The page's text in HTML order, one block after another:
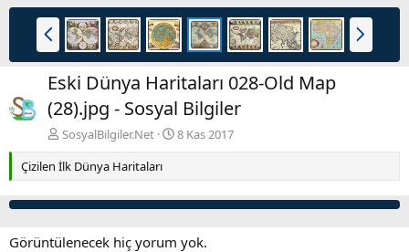
Ö
n
c
e
k
i
S
o
n
Eski Dünya Haritaları 028-Old Map
(28).jpg - Sosyal Bilgiler
SosyalBilgiler.Net
8 Kas 2017
Çizilen İlk Dünya Haritaları
Görüntülenecek hiç yorum yok.